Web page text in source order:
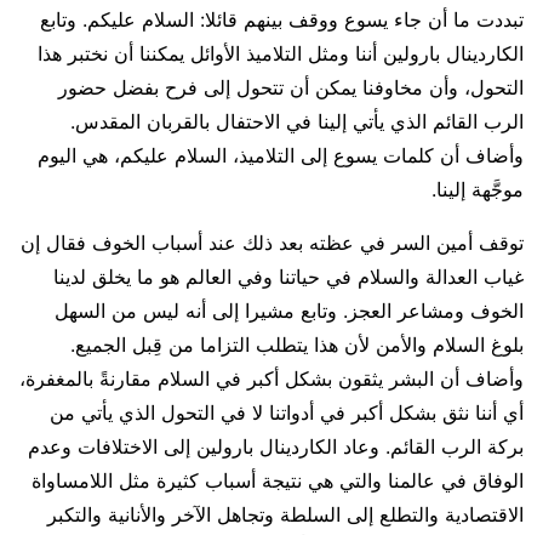
تبددت ما أن جاء يسوع ووقف بينهم قائلا: السلام عليكم. وتابع
الكاردينال بارولين أننا ومثل التلاميذ الأوائل يمكننا أن نختبر هذا
التحول، وأن مخاوفنا يمكن أن تتحول إلى فرح بفضل حضور
الرب القائم الذي يأتي إلينا في الاحتفال بالقربان المقدس.
وأضاف أن كلمات يسوع إلى التلاميذ، السلام عليكم، هي اليوم
موجَّهة إلينا.
توقف أمين السر في عظته بعد ذلك عند أسباب الخوف فقال إن
غياب العدالة والسلام في حياتنا وفي العالم هو ما يخلق لدينا
الخوف ومشاعر العجز. وتابع مشيرا إلى أنه ليس من السهل
بلوغ السلام والأمن لأن هذا يتطلب التزاما من قِبل الجميع.
وأضاف أن البشر يثقون بشكل أكبر في السلام مقارنةً بالمغفرة،
أي أننا نثق بشكل أكبر في أدواتنا لا في التحول الذي يأتي من
بركة الرب القائم. وعاد الكاردينال بارولين إلى الاختلافات وعدم
الوفاق في عالمنا والتي هي نتيجة أسباب كثيرة مثل اللامساواة
الاقتصادية والتطلع إلى السلطة وتجاهل الآخر والأنانية والتكبر